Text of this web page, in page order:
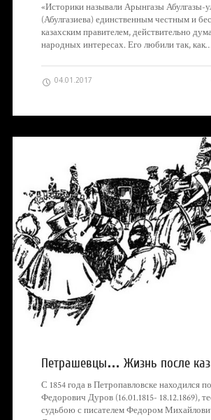
«Историки называли Арынгазы Абулгазы-
(Абулгазиева) единственным честным и
казахским правителем, действительно
народных интересах. Его любили так,
04.01.2017
Петрашевцы… Жизнь после
С 1854 года в Петропавловске находился
Федорович Дуров (16.01.1815- 18.12.1869),
судьбою с писателем Федором